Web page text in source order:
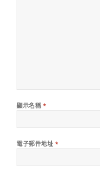
顯示名稱 *
電子郵件地址 *